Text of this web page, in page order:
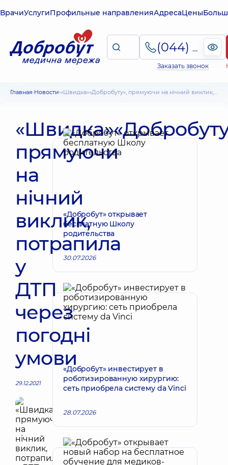
ВрачиУслугиПрофильные направленияАдресаЦены
(044) 495-2-888
Заказать звонок
Главная Новости «Швидка»«Добробуту», прямуючи на нічний виклик, потрапила у ДТП через погодні умови
прямуючи
на
нічний
виклик,
потрапила
у
ДТП
через
погодні
умови
29.12.2021
«Добробут» открывает
бесплатную Школу
родительства
30.07.2026
«Добробут» инвестирует в
роботизированную хирургию:
сеть приобрела систему da Vinci
28.07.2026